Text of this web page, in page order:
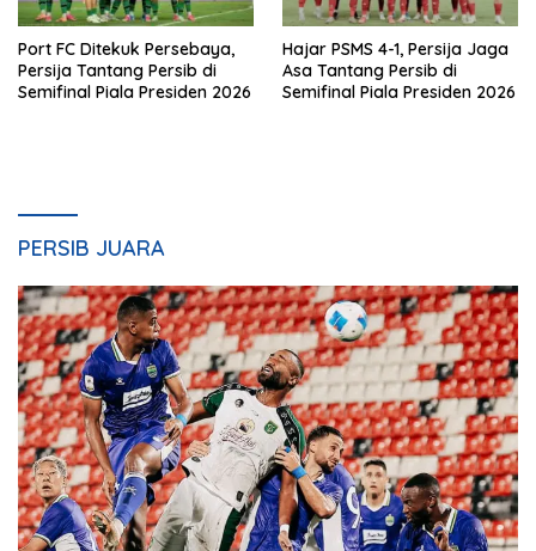
Port FC Ditekuk Persebaya,
Persija Tantang Persib di
Semifinal Piala Presiden 2026
Hajar PSMS 4-1, Persija Jaga
Asa Tantang Persib di
Semifinal Piala Presiden 2026
PERSIB JUARA